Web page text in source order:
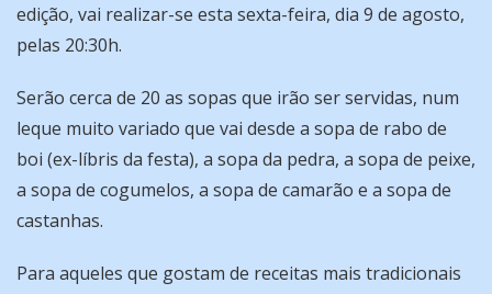
edição, vai realizar-se esta sexta-feira, dia 9 de agosto,
pelas 20:30h.
Serão cerca de 20 as sopas que irão ser servidas, num
leque muito variado que vai desde a sopa de rabo de
boi (ex-líbris da festa), a sopa da pedra, a sopa de peixe,
a sopa de cogumelos, a sopa de camarão e a sopa de
castanhas.
Para aqueles que gostam de receitas mais tradicionais